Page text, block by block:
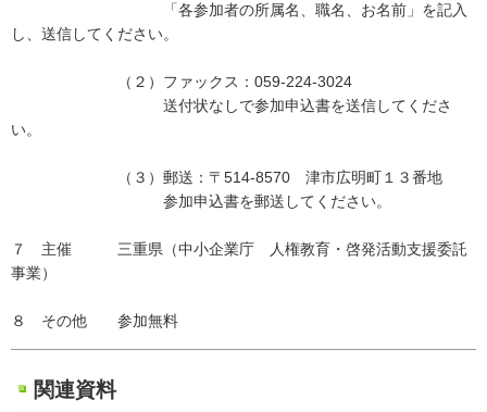
「各参加者の所属名、職名、お名前」を記入
し、送信してください。
（２）ファックス：059-224-3024
送付状なしで参加申込書を送信してくださ
い。
（３）郵送：〒514-8570 津市広明町１３番地
参加申込書を郵送してください。
７ 主催 三重県（中小企業庁 人権教育・啓発活動支援委託
事業）
８ その他 参加無料
関連資料